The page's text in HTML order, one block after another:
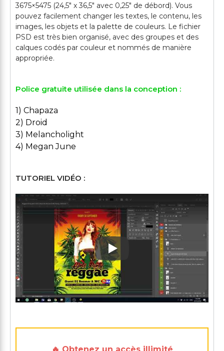
3675×5475 (24,5" x 36,5" avec 0,25" de débord). Vous
pouvez facilement changer les textes, le contenu, les
images, les objets et la palette de couleurs. Le fichier
PSD est très bien organisé, avec des groupes et des
calques codés par couleur et nommés de manière
Police gratuite utilisée dans la conception :
1) Chapaza
2) Droid
3) Melancholight
4) Megan June
TUTORIEL VIDÉO :
Play: Keynote (Google I/O